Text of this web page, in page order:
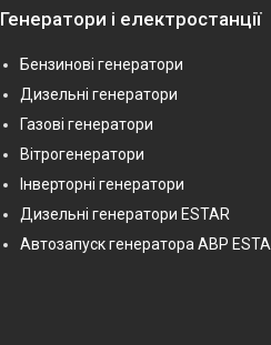
Генератори і електростанції
Бензинові генератори
Дизельні генератори
Газові генератори
Вітрогенератори
Інверторні генератори
Дизельні генератори ESTAR
Автозапуск генератора АВР